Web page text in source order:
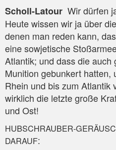
Scholl-Latour Wir dür­fen
Heu­te wis­sen wir ja über
denen man reden kann,
eine sowje­ti­sche
Atlan­tik; und dass die auch
Muni­ti­on gebun­kert hat­ten,
Rhein und bis zum Atlan­tik
wirk­lich die letz­te gro­ße
und Ost!
HUBSCHRAUBER-
DARAUF: